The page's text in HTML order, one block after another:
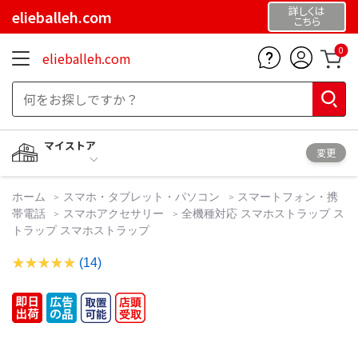
elieballeh.com 詳しくは
こちら
elieballeh.com 0
マイストア
変更
ホーム スマホ・タブレット・パソコン
スマートフォン・携
帯電話
スマホアクセサリー
全機種対応 スマホストラップ ス
トラップ スマホストラップ
(14)